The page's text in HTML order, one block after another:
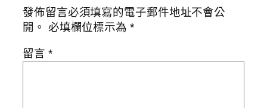
發佈留言必須填寫的電子郵件地址不會公
開。 必填欄位標示為 *
留言 *